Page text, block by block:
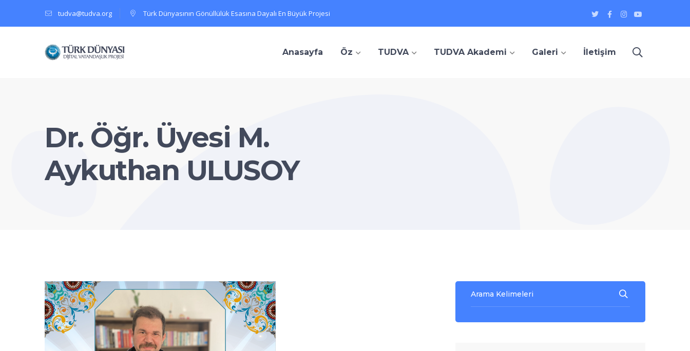
tudva@tudva.org Türk Dünyasının Gönüllülük Esasına Dayalı En Büyük Projesi
heyecan
Profil
Facebook
Profil
instagram
ProfilProfil
Anasayfa Öz TUDVA TUDVA Akademi Galeri İletişim
Dr. Öğr. Üyesi M.
Aykuthan ULUSOY